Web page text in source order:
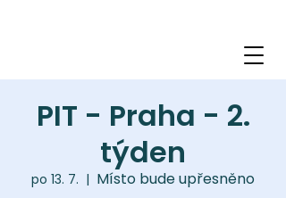
PIT - Praha - 2.
týden
po 13. 7.
  |
Místo bude upřesněno